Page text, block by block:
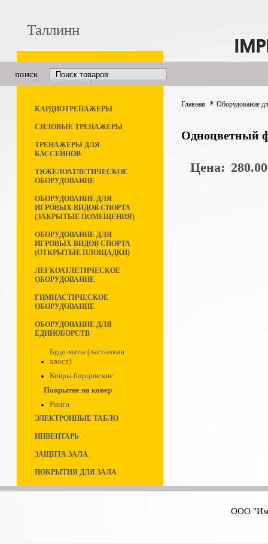
Таллинн
поиск
КАРДИОТРЕНАЖЕРЫ
СИЛОВЫЕ ТРЕНАЖЕРЫ
ТРЕНАЖЕРЫ ДЛЯ
БАССЕЙНОВ
ТЯЖЕЛОАТЛЕТИЧЕСКОЕ
ОБОРУДОВАНИЕ
ОБОРУДОВАНИЕ ДЛЯ
ИГРОВЫХ ВИДОВ СПОРТА
(ЗАКРЫТЫЕ ПОМЕЩЕНИЯ)
ОБОРУДОВАНИЕ ДЛЯ
ИГРОВЫХ ВИДОВ СПОРТА
(ОТКРЫТЫЕ ПЛОЩАДКИ)
ЛЕГКОАТЛЕТИЧЕСКОЕ
ОБОРУДОВАНИЕ
ГИМНАСТИЧЕСКОЕ
ОБОРУДОВАНИЕ
ОБОРУДОВАНИЕ ДЛЯ
ЕДИНОБОРСТВ
Будо-маты (ласточкин
хвост)
Ковры борцовские
Покрытие на ковер
Ринги
ЭЛЕКТРОННЫЕ ТАБЛО
ИНВЕНТАРЬ
ЗАЩИТА ЗАЛА
ПОКРЫТИЯ ДЛЯ ЗАЛА
Главная Оборудование
Одноцветный
Цена:
ООО